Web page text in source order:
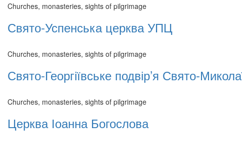
Churches, monasteries, sights of pilgrimage
Свято-Успенська церква УПЦ
Churches, monasteries, sights of pilgrimage
Свято-Георгіївське подвір’я Свято-
Churches, monasteries, sights of pilgrimage
Церква Іоанна Богослова